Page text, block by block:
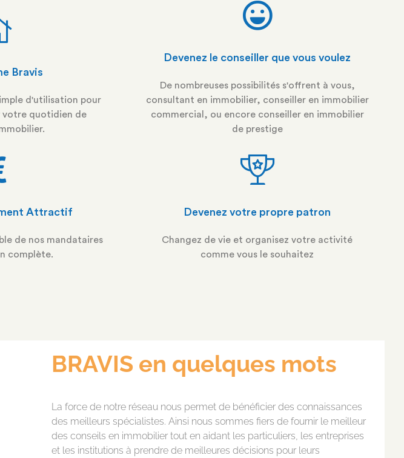
Bravis
d'utilisation pour
quotidien de
Attractif
de nos mandataires
complète.
Devenez le conseiller que vous voulez
De nombreuses possibilités s'offrent à vous,
consultant en immobilier, conseiller en immobilier
commercial, ou encore conseiller en immobilier
de prestige
Devenez votre propre patron
Changez de vie et organisez votre activité
comme vous le souhaitez
BRAVIS en quelques mots
La force de notre réseau nous permet de bénéficier des connaissances
des meilleurs spécialistes. Ainsi nous sommes fiers de fournir le meilleur
des conseils en immobilier tout en aidant les particuliers, les entreprises
et les institutions à prendre de meilleures décisions pour leurs